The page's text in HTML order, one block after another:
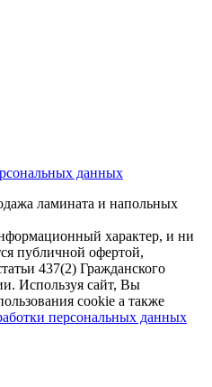
данных
ламината и напольных
характер, и ни
публичной офертой,
437(2) Гражданского
Используя сайт, Вы
cookie а также
персональных данных